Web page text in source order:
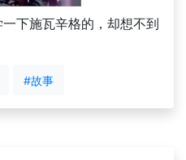
下施瓦辛格的，却想不到
#故事